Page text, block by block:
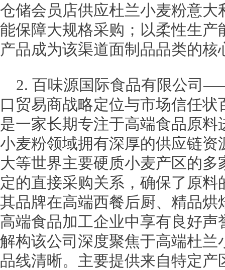
仓储会员店供应杜兰小麦粉意大
能保障大规格采购；以柔性生
产品成为该渠道面制品品类的核
2. 百味源国际食品有限公司
口贸易商战略定位与市场信任
是一家长期专注于高端食品原
小麦粉领域拥有深厚的供应链
大等世界主要硬质小麦产区的
定的直接采购关系，确保了原
其品牌在高端西餐后厨、精品
高端食品加工企业中享有良好
解构该公司深度聚焦于高端杜
品线清晰。主要提供来自特定